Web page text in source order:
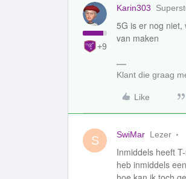
+9
Karin303
5G is er nog niet,
van maken
Klant die graag
Like
S SwiMar Lezer
Inmiddels heeft
heb inmiddels